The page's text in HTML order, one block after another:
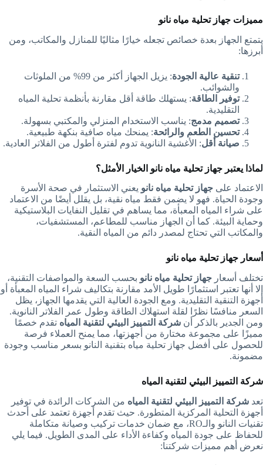
مميزات جهاز تحلية مياه نانو
يتمتع الجهاز بعدة خصائص تجعله خيارًا مثاليًا للمنازل والمكاتب، ومن
أبرزها:
تنقية عالية الجودة
: يزيل الجهاز أكثر من 99% من الملوثات
والشوائب.
توفير الطاقة: يستهلك طاقة أقل مقارنة بأنظمة تحلية المياه
التقليدية.
تصميم مدمج: يناسب الاستخدام المنزلي والمكتبي بسهولة.
تحسين الطعم والرائحة: يمنحك مياه صافية بنكهة طبيعية.
صيانة أقل: الأغشية النانوية تدوم لفترة أطول من الفلاتر العادية.
لماذا يعتبر جهاز تحلية مياه نانو الخيار الأمثل؟
الاعتماد على جهاز تحلية مياه نانو يعني الاستثمار في صحة الأسرة
وجودة الحياة. فهو لا يضمن فقط مياه نقية، بل يقلل أيضًا من الاعتماد
على شراء المياه المعبأة، مما يساهم في تقليل النفايات البلاستيكية
وحماية البيئة. كما أن الجهاز مناسب للمطاعم، المستشفيات،
والمكاتب التي تحتاج لمصدر دائم من المياه النقية.
أسعار جهاز تحلية مياه نانو
تختلف أسعار جهاز تحلية مياه نانو بحسب السعة والمواصفات التقنية،
إلا أنها تعتبر استثمارًا طويل الأمد مقارنة بتكاليف شراء المياه المعبأة أو
أجهزة التنقية التقليدية. ومع الجودة العالية التي يقدمها الجهاز، يظل
السعر منافسًا نظرًا لقلة استهلاك الطاقة وطول عمر الفلاتر النانوية.
ومن الجدير بالذكر أن شركة التمييز البيئي لتقنية المياه تقدم خصمًا
مميزًا على مجموعة مختارة من أجهزتها، مما يمنح العملاء فرصة
للحصول على أفضل جهاز تحلية مياه بتقنية النانو بسعر مناسب وجودة
مضمونة.
شركة التمييز البيئي لتقنية المياه
تعد شركة التمييز البيئي لتقنية المياه من الشركات الرائدة في توفير
أجهزة التحلية المركزية المتطورة. حيث تقدم أجهزة تعتمد على أحدث
تقنيات النانو والـRO، مع ضمان خدمات تركيب وصيانة متكاملة
للحفاظ على جودة المياه وكفاءة الأداء على المدى الطويل. فيما يلي
نعرض أهم مميزات شركتنا: